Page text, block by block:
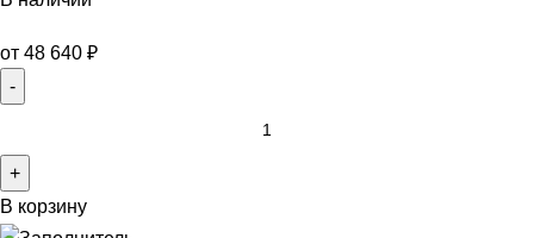
от 48 640 ₽
В корзину